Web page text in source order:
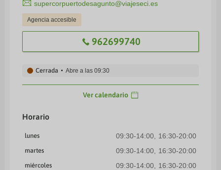
supercorpuertodesagunto@viajeseci.es
Agencia accesible
962699740
Cerrada Abre a las 09:30
Horario
lunes 09:30-14:00 16:30-20:00
martes 09:30-14:00 16:30-20:00
miércoles 09:30-14:00 16:30-20:00
Ver calendario